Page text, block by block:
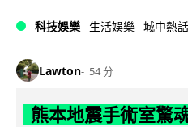
科技娛樂 生活娛樂 城中熱話
Lawton 54 分
熊本地震手術室驚